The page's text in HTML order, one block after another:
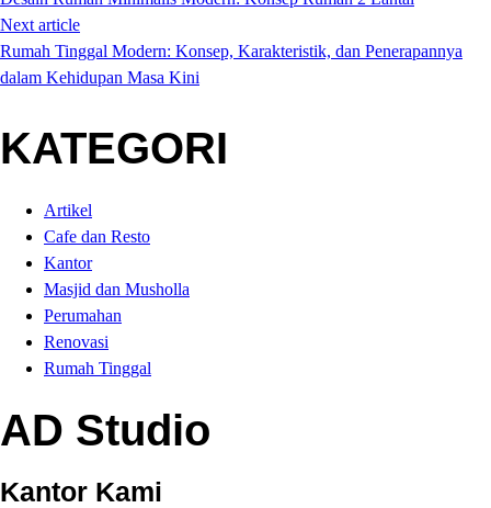
Next article
Rumah Tinggal Modern: Konsep, Karakteristik, dan Penerapannya
dalam Kehidupan Masa Kini
KATEGORI
Artikel
Cafe dan Resto
Kantor
Masjid dan Musholla
Perumahan
Renovasi
Rumah Tinggal
AD Studio
Kantor Kami